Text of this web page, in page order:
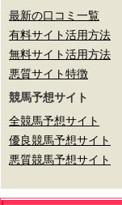
最新の口コミ一覧
有料サイト活用方法
無料サイト活用方法
悪質サイト特徴
競馬予想サイト
全競馬予想サイト
優良競馬予想サイト
悪質競馬予想サイト